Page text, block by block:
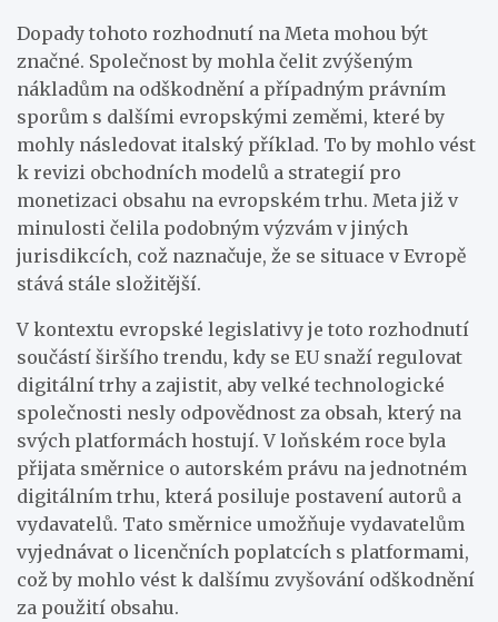
Dopady tohoto rozhodnutí na Meta mohou být
značné. Společnost by mohla čelit zvýšeným
nákladům na odškodnění a případným právním
sporům s dalšími evropskými zeměmi, které by
mohly následovat italský příklad. To by mohlo vést
k revizi obchodních modelů a strategií pro
monetizaci obsahu na evropském trhu. Meta již v
minulosti čelila podobným výzvám v jiných
jurisdikcích, což naznačuje, že se situace v Evropě
stává stále složitější.
V kontextu evropské legislativy je toto rozhodnutí
součástí širšího trendu, kdy se EU snaží regulovat
digitální trhy a zajistit, aby velké technologické
společnosti nesly odpovědnost za obsah, který na
svých platformách hostují. V loňském roce byla
přijata směrnice o autorském právu na jednotném
digitálním trhu, která posiluje postavení autorů a
vydavatelů. Tato směrnice umožňuje vydavatelům
vyjednávat o licenčních poplatcích s platformami,
což by mohlo vést k dalšímu zvyšování odškodnění
za použití obsahu.